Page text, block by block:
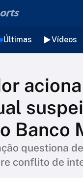
Últimas Vídeos
Banco
questiona
conflito de